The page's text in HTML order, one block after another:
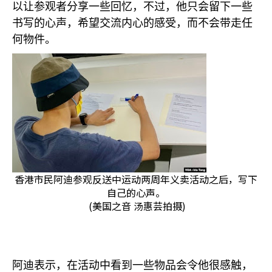
以让参观者分享一些回忆，不过，他只会留下一些
书写的心声，希望交流内心的感受，而不会带走任
何物件。
香港市民阿迪参观反送中运动两周年义卖活动之后，写下
自己的心声。
(美国之音 汤惠芸拍摄)
阿迪表示，在活动中看到一些物品会令他很感触，